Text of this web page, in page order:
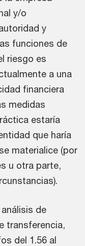
y/o
y
funciones de
riesgo es
a una
financiera
medidas
estaría
que haría
materialice (por
u otra parte,
de
transferencia,
del 1.56 al